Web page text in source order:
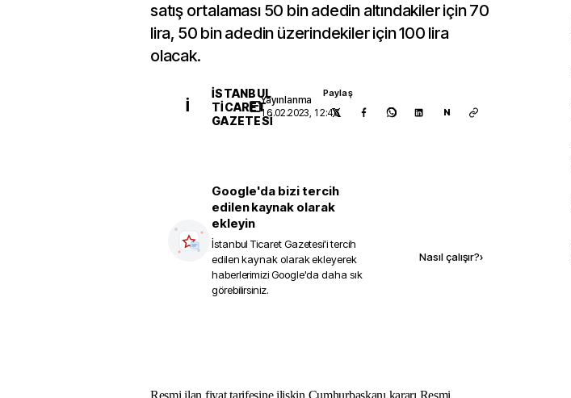
satış ortalaması 50 bin adedin altındakiler için 70
lira, 50 bin adedin üzerindekiler için 100 lira
olacak.
İ
İSTANBUL
TICARET
GAZETESI
Yayınlanma
16.02.2023, 12:46
Paylaş
N
Google'da bizi tercih
edilen kaynak olarak
ekleyin
İstanbul Ticaret Gazetesi'i tercih
edilen kaynak olarak ekleyerek
haberlerimizi Google'da daha sık
görebilirsiniz.
Nasıl çalışır?›
Resmi ilan fiyat tarifesine ilişkin Cumhurbaşkanı kararı Resmi